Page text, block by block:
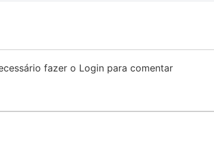
fazer o Login para comentar